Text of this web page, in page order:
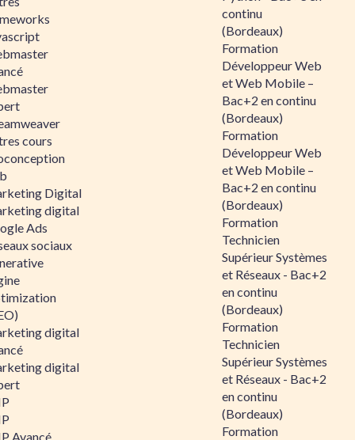
cours
Digital
digital
Ads
sociaux
digital
digital
Avancé
continu
(Bordeaux)
Formation
Développeur Web
et Web Mobile –
Bac+2 en continu
(Bordeaux)
Formation
Développeur Web
et Web Mobile –
Bac+2 en continu
(Bordeaux)
Formation
Technicien
Supérieur Systèmes
et Réseaux - Bac+2
en continu
(Bordeaux)
Formation
Technicien
Supérieur Systèmes
et Réseaux - Bac+2
en continu
(Bordeaux)
Formation